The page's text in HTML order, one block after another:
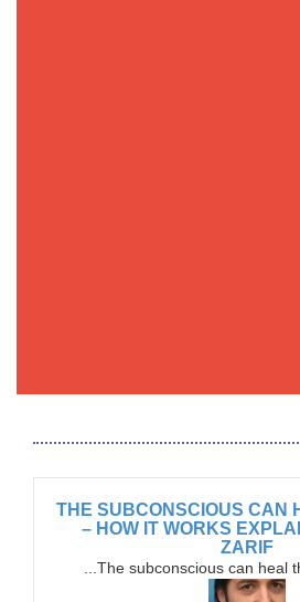
THE SUBCONSCIOUS CAN
– HOW IT WORKS
ZARIF
The subconscious can heal